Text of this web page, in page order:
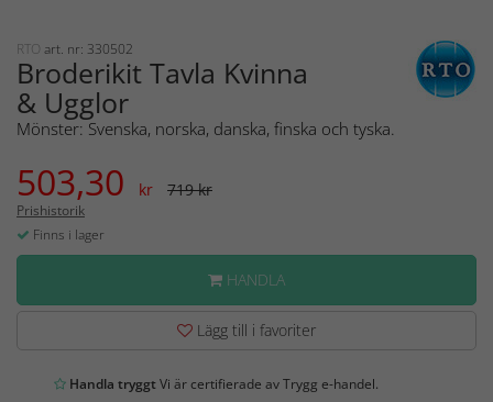
RTO art. nr: 330502
Broderikit Tavla Kvinna
& Ugglor
Mönster: Svenska, norska, danska, finska och tyska.
503,30 kr 719 kr
Prishistorik
Finns i lager
HANDLA
Lägg till i favoriter
Handla tryggtVi är certifierade av Trygg e-handel.